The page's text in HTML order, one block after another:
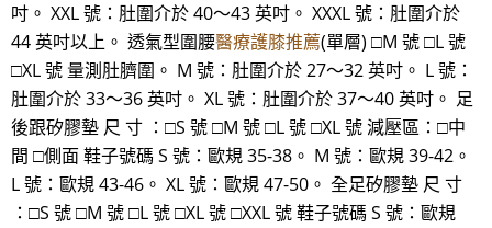
吋。 XXL 號：肚圍介於 40～43 英吋。 XXXL 號：肚圍介於
44 英吋以上。 透氣型圍腰醫療護膝推薦(單層) □M 號 □L 號
□XL 號 量測肚臍圍。 M 號：肚圍介於 27～32 英吋。 L 號：
肚圍介於 33～36 英吋。 XL 號：肚圍介於 37～40 英吋。 足
後跟矽膠墊 尺 寸 ：□S 號 □M 號 □L 號 □XL 號 減壓區：□中
間 □側面 鞋子號碼 S 號：歐規 35-38。 M 號：歐規 39-42。
L 號：歐規 43-46。 XL 號：歐規 47-50。 全足矽膠墊 尺 寸
：□S 號 □M 號 □L 號 □XL 號 □XXL 號 鞋子號碼 S 號：歐規